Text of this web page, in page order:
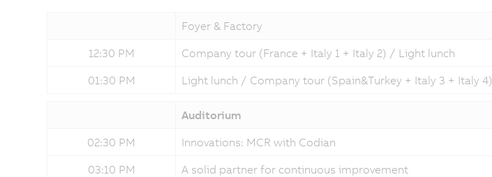
Foyer & Factory
12:30 PM
Company tour (France + Italy 1 + Italy 2) / Light lunch
01:30 PM
Light lunch / Company tour (Spain&Turkey + Italy 3 + Italy 4)
Auditorium
02:30 PM
Innovations: MCR with Codian
03:10 PM
A solid partner for continuous improvement